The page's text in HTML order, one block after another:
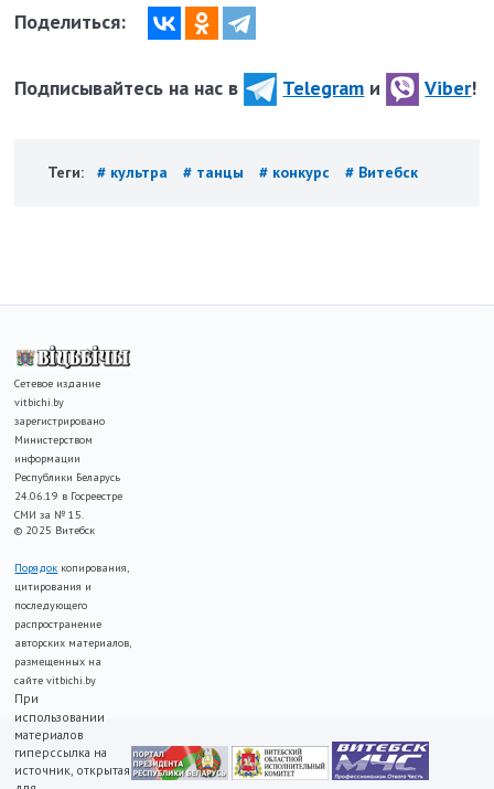
Поделиться:
Подписывайтесь на нас в Telegram и Viber!
Теги: # культра # танцы # конкурс # Витебск
Сетевое издание
vitbichi.by
зарегистрировано
Министерством
информации
Республики Беларусь
24.06.19 в Госреестре
СМИ за № 15.
© 2025 Витебск
Порядок копирования,
цитирования и
последующего
распространение
авторских материалов,
размещенных на
сайте vitbichi.by
При
использовании
материалов
гиперссылка на
источник, открытая